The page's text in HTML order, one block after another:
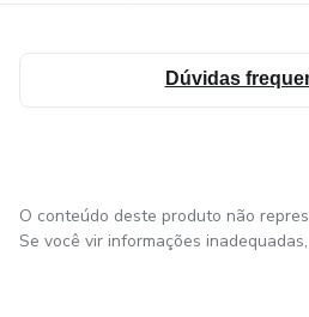
Dúvidas
O conteúdo deste produto não
Se você vir informações inadequadas,